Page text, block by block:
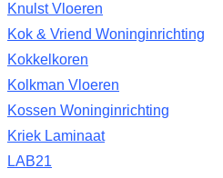
Knulst Vloeren
Kok & Vriend Woninginrichting
Kokkelkoren
Kolkman Vloeren
Kossen Woninginrichting
Kriek Laminaat
LAB21